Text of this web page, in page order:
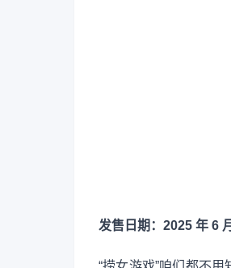
发售日期：2025 年 6